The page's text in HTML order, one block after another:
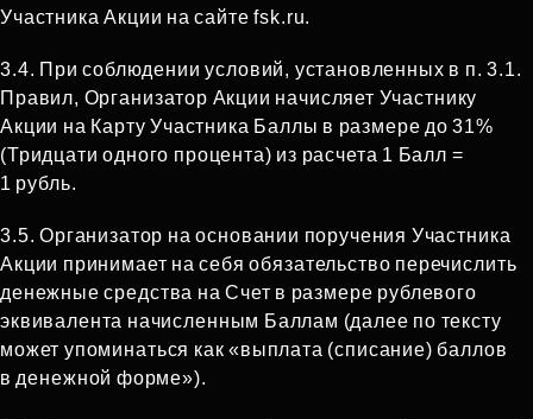
Участника Акции на сайте fsk.ru.
3.4. При соблюдении условий, установленных в п. 3.1.
Правил, Организатор Акции начисляет Участнику
Акции на Карту Участника Баллы в размере до 31%
(Тридцати одного процента) из расчета 1 Балл =
1 рубль.
3.5. Организатор на основании поручения Участника
Акции принимает на себя обязательство перечислить
денежные средства на Счет в размере рублевого
эквивалента начисленным Баллам (далее по тексту
может упоминаться как «выплата (списание) баллов
в денежной форме»).